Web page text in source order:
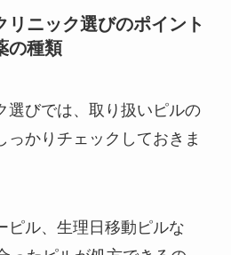
リニック選びのポイント
の種類
選びでは、取り扱いピルの
っかりチェックしておきま
ピル、生理日移動ピルな